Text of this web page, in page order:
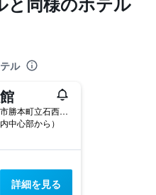
ル
長崎県壱岐市勝本町立石西触 77
中心部から）
詳細を見る